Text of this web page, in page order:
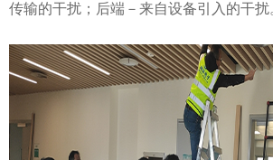
传输的干扰；后端－来自设备引入的干扰